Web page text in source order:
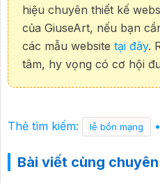
hiệu chuyên thiết kế
của GiuseArt, nếu bạn
các mẫu website tại đây.
tâm, hy vọng có cơ hội
Thẻ tìm kiếm: lễ bổn mạng •
Bài viết cùng